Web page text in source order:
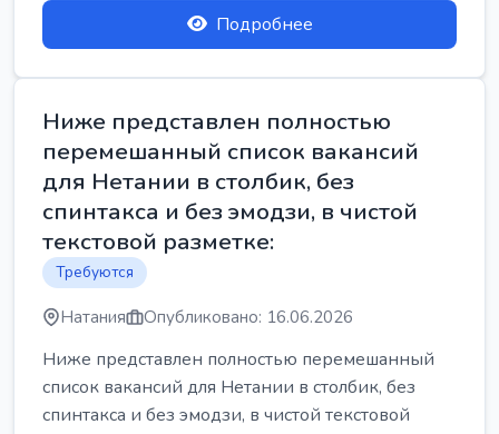
Подробнее
Ниже представлен полностью
перемешанный список вакансий
для Нетании в столбик, без
спинтакса и без эмодзи, в чистой
текстовой разметке:
Требуются
Натания Опубликовано: 16.06.2026
Ниже представлен полностью перемешанный
список вакансий для Нетании в столбик, без
спинтакса и без эмодзи, в чистой текстовой